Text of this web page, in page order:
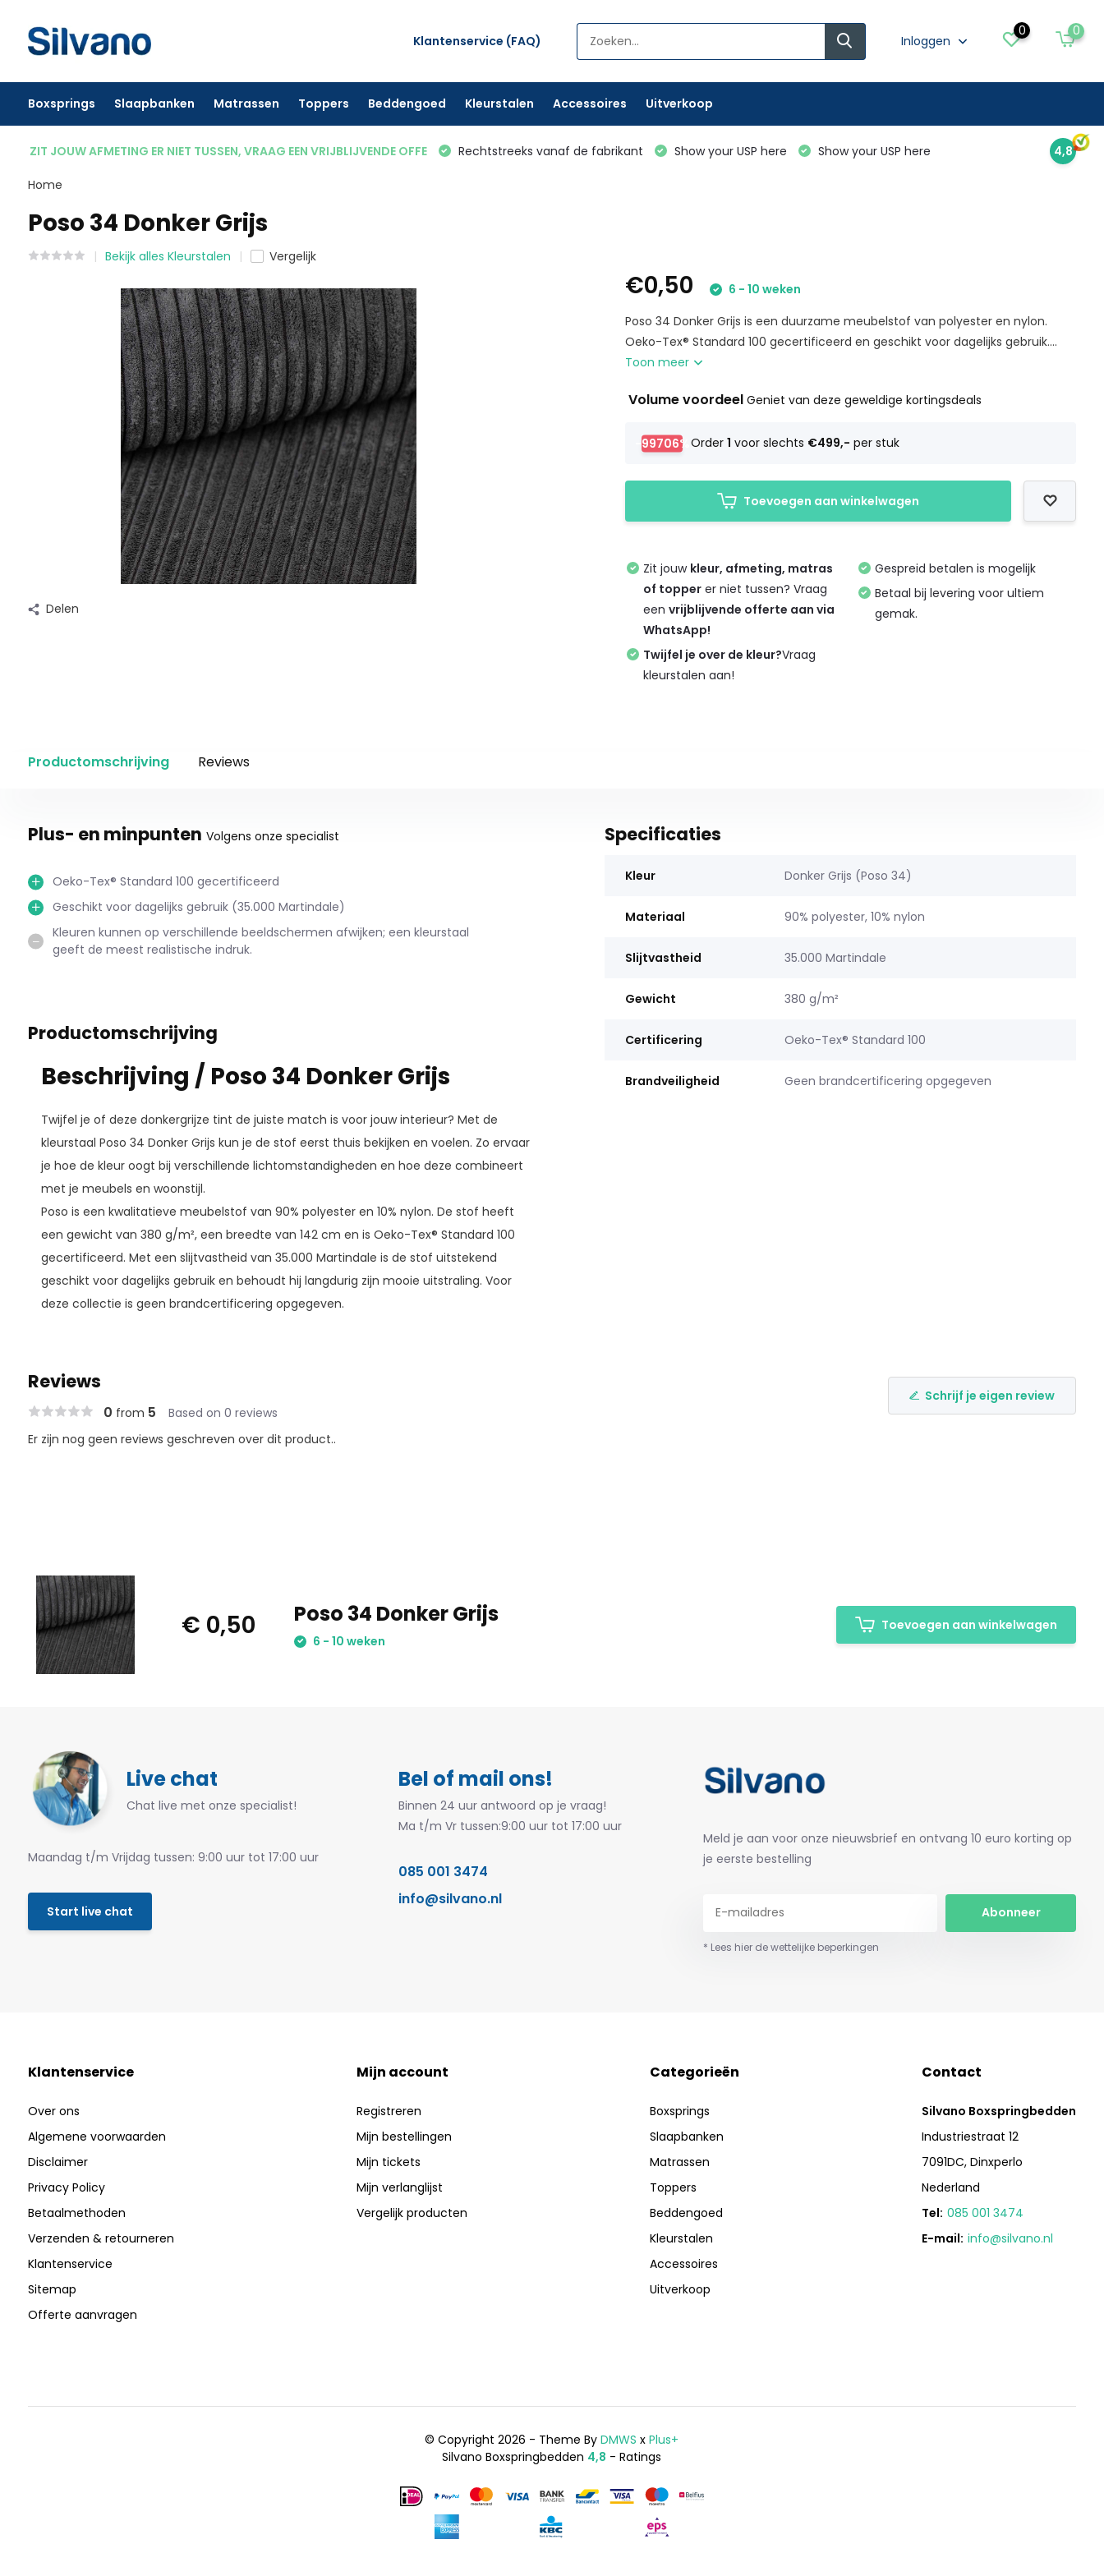
Klantenservice (FAQ) Inloggen
0 0
Boxsprings Slaapbanken Matrassen Toppers Beddengoed Kleurstalen Accessoires Uitverkoop
ZIT JOUW AFMETING ER NIET TUSSEN, VRAAG EEN VRIJBLIJVENDE OFFE Rechtstreeks vanaf de fabrikant Show your USP here Show your USP here 4,8
Home
Poso 34 Donker Grijs
Bekijk alles Kleurstalen Vergelijk
Delen
€0,50
6 - 10 weken
Poso 34 Donker Grijs is een duurzame meubelstof van polyester en nylon.
Oeko-Tex® Standard 100 gecertificeerd en geschikt voor dagelijks gebruik....
Toon meer
Volume voordeelGeniet van deze geweldige kortingsdeals
-99706% Order1 voor slechts €499,- per stuk
Toevoegen aan winkelwagen
Zit jouw kleur, afmeting, matras
of topper er niet tussen? Vraag
eenvrijblijvende offerte aan via
WhatsApp!
Twijfel je over de kleur?Vraag
kleurstalen aan!
Gespreid betalen is mogelijk
Betaal bij levering voor ultiem
gemak.
Productomschrijving Reviews
Plus- en minpunten Volgens onze specialist
Oeko-Tex® Standard 100 gecertificeerd
Geschikt voor dagelijks gebruik (35.000 Martindale)
Kleuren kunnen op verschillende beeldschermen afwijken; een kleurstaal
geeft de meest realistische indruk.
Productomschrijving
Beschrijving / Poso 34 Donker Grijs
Twijfel je of deze donkergrijze tint de juiste match is voor jouw interieur? Met de
kleurstaal Poso 34 Donker Grijs kun je de stof eerst thuis bekijken en voelen. Zo ervaar
je hoe de kleur oogt bij verschillende lichtomstandigheden en hoe deze combineert
met je meubels en woonstijl.
Poso is een kwalitatieve meubelstof van 90% polyester en 10% nylon. De stof heeft
een gewicht van 380 g/m², een breedte van 142 cm en is Oeko-Tex® Standard 100
gecertificeerd. Met een slijtvastheid van 35.000 Martindale is de stof uitstekend
geschikt voor dagelijks gebruik en behoudt hij langdurig zijn mooie uitstraling. Voor
deze collectie is geen brandcertificering opgegeven.
Specificaties
Kleur Donker Grijs (Poso 34)
Materiaal 90% polyester, 10% nylon
Slijtvastheid 35.000 Martindale
Gewicht 380 g/m²
Certificering Oeko-Tex® Standard 100
Brandveiligheid Geen brandcertificering opgegeven
Reviews
0 from 5 Based on 0 reviews
Schrijf je eigen review
Er zijn nog geen reviews geschreven over dit product..
€ 0,50 Poso 34 Donker Grijs
6 - 10 weken
Toevoegen aan winkelwagen
Live chat
Chat live met onze specialist!
Maandag t/m Vrijdag tussen: 9:00 uur tot 17:00 uur
Start live chat
Bel of mail ons!
Binnen 24 uur antwoord op je vraag!
Ma t/m Vr tussen:9:00 uur tot 17:00 uur
085 001 3474
info@silvano.nl
Meld je aan voor onze nieuwsbrief en ontvang 10 euro korting op
je eerste bestelling
Abonneer
* Lees hier de wettelijke beperkingen
Klantenservice
Over ons
Algemene voorwaarden
Disclaimer
Privacy Policy
Betaalmethoden
Verzenden & retourneren
Klantenservice
Sitemap
Offerte aanvragen
Mijn account
Registreren
Mijn bestellingen
Mijn tickets
Mijn verlanglijst
Vergelijk producten
Categorieën
Boxsprings
Slaapbanken
Matrassen
Toppers
Beddengoed
Kleurstalen
Accessoires
Uitverkoop
Contact
Silvano Boxspringbedden
Industriestraat 12
7091DC, Dinxperlo
Nederland
Tel: 085 001 3474
E-mail: info@silvano.nl
© Copyright 2026 - Theme ByDMWS xPlus+
Silvano Boxspringbedden 4,8 - Ratings